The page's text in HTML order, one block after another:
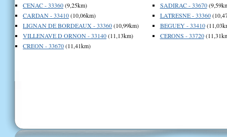
CENAC - 33360(9,25km)
CARDAN - 33410(10,06km)
LIGNAN DE BORDEAUX - 33360(10,99km)
VILLENAVE D ORNON - 33140(11,13km)
CREON - 33670(11,41km)
SADIRAC - 33670
LATRESNE - 33360
BEGUEY - 33410
CERONS - 33720